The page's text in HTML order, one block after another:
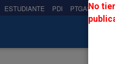
ESTUDIANTE PDI PTGASNo